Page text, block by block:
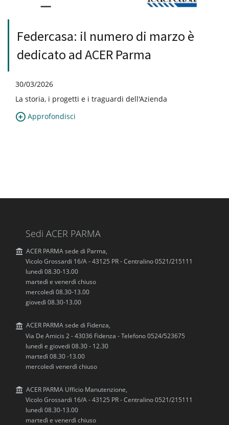
Federcasa: il numero di marzo è
dedicato ad ACER Parma
30/03/2026
La storia, i progetti e i traguardi dell'Azienda
Approfondisci
Sedi ACER PARMA
ACER PARMA sede di Parma,
Vicolo Grossardi 16/A - 43125 PR - Centralino 0521/215111
lunedì 08.30-13.00
martedì e venerdì chiuso
mercoledì 08.30-13.00
giovedì 08.30-13.00
ACER PARMA sede di Fidenza,
Via De Amicis 2 - 43036 Fidenza - Telefono 0524/523675
lunedì e giovedi 08.30 - 12.30
martedì 08.30 -13.00
mercoledì venerdì chiuso
ACER PARMA Ufficio Manutenzione,
Vicolo Grossardi 16/A - 43125 PR - Centralino 0521/215111
lunedì 08.30-13.00
martedì e venerdì chiuso